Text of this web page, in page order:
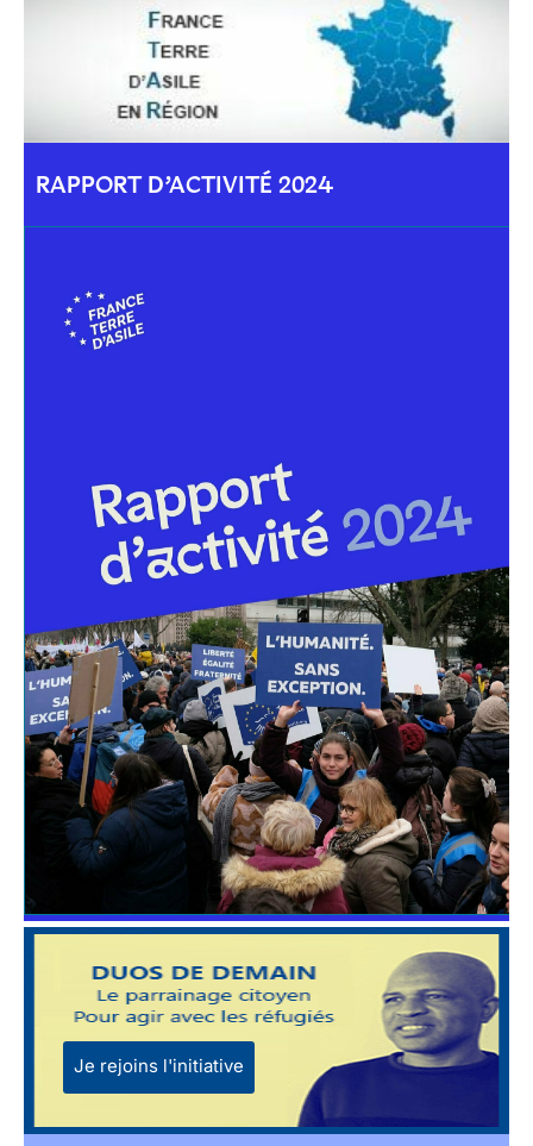
RAPPORT D’ACTIVITÉ 2024
Je rejoins l'initiative